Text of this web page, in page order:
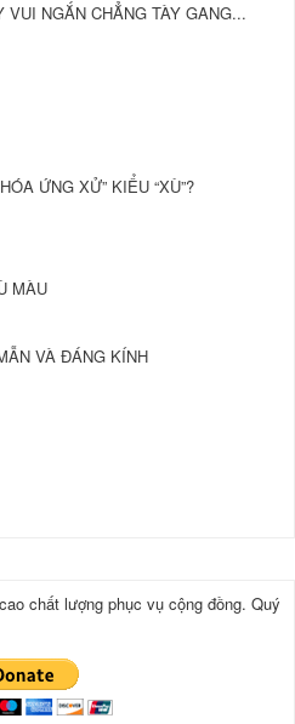
NGẮN CHẲNG TÀY GANG...
ỨNG XỬ” KIỂU “XÙ”?
MÀU
VÀ ÐÁNG KÍNH
chất lượng phục vụ cộng đồng. Quý